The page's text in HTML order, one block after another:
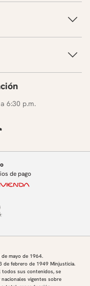
6:30 p.m.
de pago
mayo de 1964.
de febrero de 1949 Minjusticia.
todos sus contenidos, se
vigentes sobre